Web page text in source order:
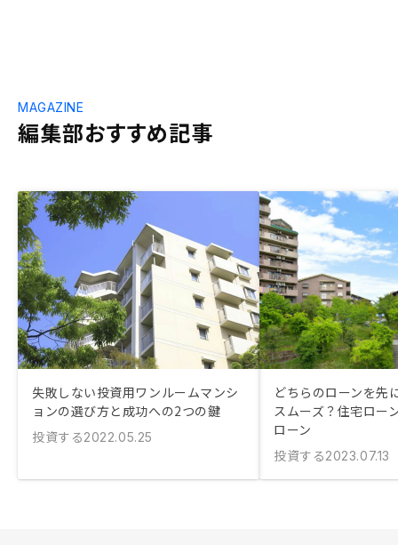
編集部おすすめ記事
MAGAZINE
失敗しない投資用ワンルームマンシ
ョンの選び方と成功への2つの鍵
投資する2022.05.25
どちらのローンを先
スムーズ？住宅ロー
ローン
投資する2023.07.13